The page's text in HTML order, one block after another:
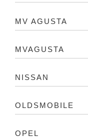
MV AGUSTA
MVAGUSTA
NISSAN
OLDSMOBILE
OPEL